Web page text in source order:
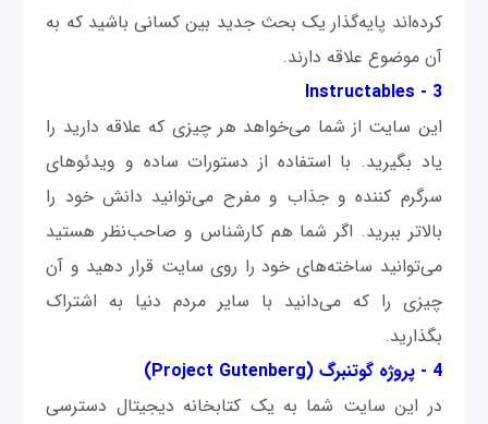
کرده‌اند پایه‌گذار یک بحث جدید بین کسانی باشید که به
آن موضوع علاقه دارند.
3 -
Instructables
این سایت از شما می‌خواهد هر چیزی که علاقه دارید را
یاد بگیرید. با استفاده از دستورات ساده و ویدئوهای
سرگرم کننده و جذاب و مفرح می‌توانید دانش خود را
بالاتر ببرید. اگر شما هم کارشناس و صاحب‌نظر هستید
می‌توانید ساخته‌های خود را روی سایت قرار دهید و آن
چیزی را که می‌دانید با سایر مردم دنیا به اشتراک
بگذارید.
4 -
پروژه گوتنبرگ (Project Gutenberg)
در این سایت شما به یک کتابخانه دیجیتال دسترسی